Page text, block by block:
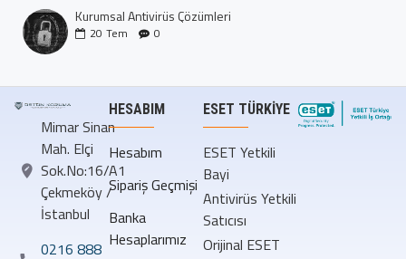
Kurumsal Antivirüs Çözümleri
20 Tem 0
Mimar Sinan
Mah. Elçi
Sok.No:16/A1
Çekmeköy /
İstanbul
0216 888
HESABIM
Hesabım
Sipariş Geçmişi
Banka
Hesaplarımız
ESET TÜRKIYE
ESET Yetkili
Bayi
Antivirüs Yetkili
Satıcısı
Orijinal ESET